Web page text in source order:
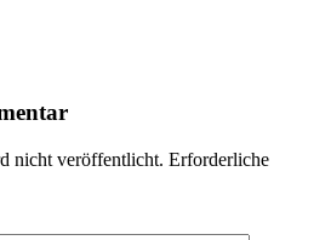
nicht veröffentlicht. Erforderliche